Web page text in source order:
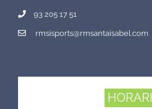
93 205 17 51
rmsisports@rmsantaisabel.com